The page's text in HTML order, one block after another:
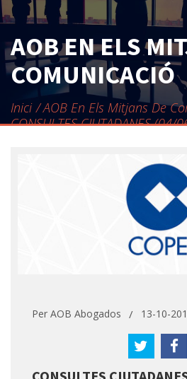
BLOG
CONTACTE
AOB EN ELS
COMUNICACIÓ
Inici
AOB En Els Mitjans De
CONSULTES CIUTADANES (04/
Per AOB Abogados 13-10-